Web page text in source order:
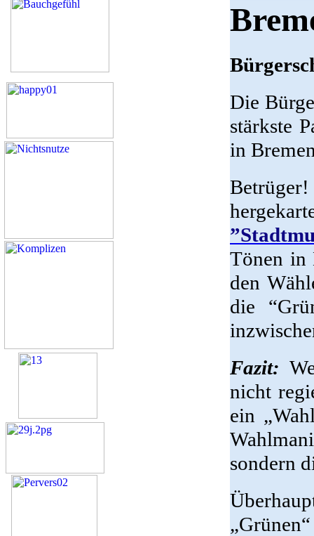
Die
stärkste
in
Tönen in
den
die
Fazit:
nicht
ein
sondern